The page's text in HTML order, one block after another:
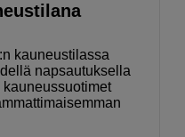
kauneustilassa
napsautuksella